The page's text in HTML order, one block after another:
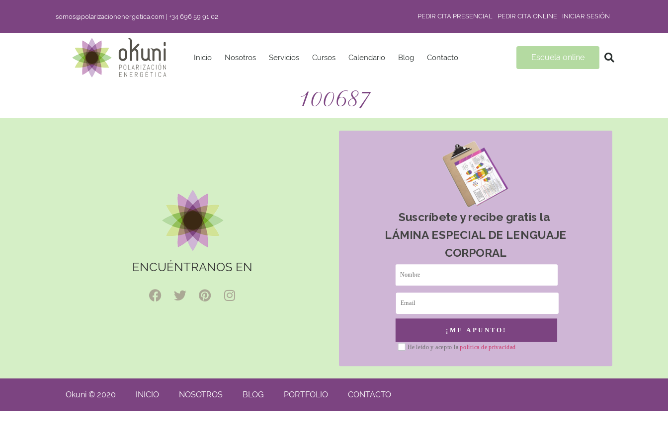
somos@polarizacionenergetica.com | +34 696 59 91 02 PEDIR CITA PRESENCIAL PEDIR CITA ONLINE INICIAR SESIÓN
Inicio Nosotros Servicios Cursos Calendario Blog Contacto Escuela online
100687
ENCUÉNTRANOS EN
Suscríbete y recibe gratis la
LÁMINA ESPECIAL DE LENGUAJE
CORPORAL
He leído y acepto lapolítica de privacidad
¡ME APUNTO!
Okuni © 2020 INICIO NOSOTROS BLOG PORTFOLIO CONTACTO